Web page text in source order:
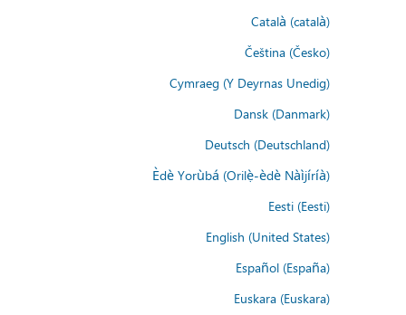
Català (català)
Čeština (Česko)
Cymraeg (Y Deyrnas Unedig)
Dansk (Danmark)
Deutsch (Deutschland)
Èdè Yorùbá (Orilẹ̀-èdè Nàìjíríà)
Eesti (Eesti)
English (United States)
Español (España)
Euskara (Euskara)